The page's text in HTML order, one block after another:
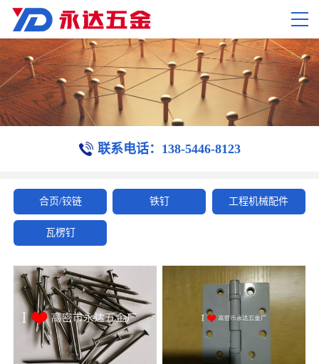
联系电话：138-5446-8123
合页/铰链 铁钉 工程机械配件
瓦楞钉